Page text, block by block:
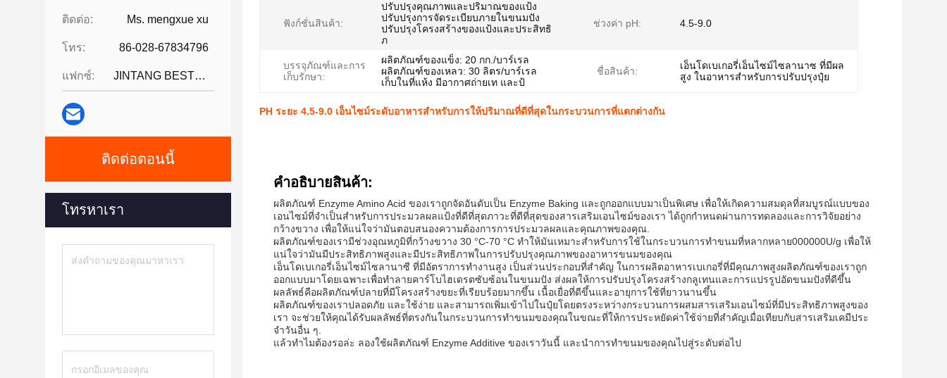
ติดต่อ: Ms. mengxue xu
โทร: 86-028-67834796
แฟกซ์: JINTANG BESTWAY TECHNOLOGY CO
ติดต่อตอนนี้
โทรหาเรา
ฟังก์ชั่นสินค้า:
ปรับปรุงคุณภาพและปริมาณของแป้ง
ปรับปรุงการจัดระเบียบภายในขนมปัง
ปรับปรุงโครงสร้างของแป้งและประสิทธิ
ภ
ช่วงค่า pH: 4.5-9.0
บรรจุภัณฑ์และการ
เก็บรักษา:
ผลิตภัณฑ์ของแข็ง: 20 กก./บาร์เรล
ผลิตภัณฑ์ของเหลว: 30 ลิตร/บาร์เรล
เก็บในที่แห้ง มีอากาศถ่ายเท และป้
ชื่อสินค้า:
เอ็นโดเบเกอรี่เอ็นไซม์ไซลานาซ ที่มีผล
สูง ในอาหารสําหรับการปรับปรุงปุ๋ย
PH ระยะ 4.5-9.0 เอ็นไซม์ระดับอาหารสําหรับการให้ปริมาณที่ดีที่สุดในกระบวนการที่แตกต่างกัน
คําอธิบายสินค้า:
ผลิตภัณฑ์ Enzyme Amino Acid ของเราถูกจัดอันดับเป็น Enzyme Baking และถูกออกแบบมาเป็นพิเศษ เพื่อให้เกิดความสมดุลที่สมบูรณ์แบบของ
เอนไซม์ที่จําเป็นสําหรับการประมวลผลแป้งที่ดีที่สุดภาวะที่ดีที่สุดของสารเสริมเอนไซม์ของเรา ได้ถูกกําหนดผ่านการทดลองและการวิจัยอย่าง
กว้างขวาง เพื่อให้แน่ใจว่ามันตอบสนองความต้องการการประมวลผลและคุณภาพของคุณ.
ผลิตภัณฑ์ของเรามีช่วงอุณหภูมิที่กว้างขวาง 30 °C-70 °C ทําให้มันเหมาะสําหรับการใช้ในกระบวนการทําขนมที่หลากหลาย000000U/g เพื่อให้
แน่ใจว่ามันมีประสิทธิภาพสูงและมีประสิทธิภาพในการปรับปรุงคุณภาพของอาหารขนมของคุณ
เอ็นโดเบเกอรี่เอ็นไซม์ไซลานาซี ที่มีอัตราการทํางานสูง เป็นส่วนประกอบที่สําคัญ ในการผลิตอาหารเบเกอรี่ที่มีคุณภาพสูงผลิตภัณฑ์ของเราถูก
ออกแบบมาโดยเฉพาะเพื่อทําลายคาร์โบไฮเดรตซับซ้อนในขนมปัง ส่งผลให้การปรับปรุงโครงสร้างกลูเทนและการแปรรูปอัดขนมปังที่ดีขึ้น
ผลลัพธ์คือผลิตภัณฑ์ปลายที่มีโครงสร้างขยะที่เรียบร้อยมากขึ้น เนื้อเยื่อที่ดีขึ้นและอายุการใช้ที่ยาวนานขึ้น
ผลิตภัณฑ์ของเราปลอดภัย และใช้ง่าย และสามารถเพิ่มเข้าไปในปุ๋ยโดยตรงระหว่างกระบวนการผสมสารเสริมเอนไซม์ที่มีประสิทธิภาพสูงของ
เรา จะช่วยให้คุณได้รับผลลัพธ์ที่ตรงกันในกระบวนการทําขนมของคุณในขณะที่ให้การประหยัดค่าใช้จ่ายที่สําคัญเมื่อเทียบกับสารเสริมเคมีประ
จําวันอื่น ๆ.
แล้วทําไมต้องรอล่ะ ลองใช้ผลิตภัณฑ์ Enzyme Additive ของเราวันนี้ และนําการทําขนมของคุณไปสู่ระดับต่อไป